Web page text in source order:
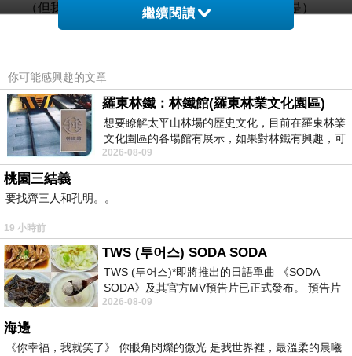
（但我偷偷看了原著，如果按照原著拍，應該不是）
有趣的是，有些韓國網友也跟我有一樣的想法，開心。
劇本裡是寫他帥氣的在開放式廚房指揮其他手下料理。
但，不知道是不是這男演員的氣勢不夠，反而讓我覺得他
有點在欺負其他員工的感覺。這個角色之後到底是如何設
定，就要繼續看下去了。
簡單來說，這部片算是爽片，又是
心，
一起追起來吧！！！！！
每週一、二更新。（網路上看到應該二、三了）
祝福大家新年追劇愉快
繼續閱讀
你可能感興趣的文章
羅東林鐵：林鐵館(羅東林業文化園區)
想要瞭解太平山林場的歷史文化，目前在羅東林業
文化園區的各場館有展示，如果對林鐵有興趣，可
以到林鐵館。 這裡展示從山下
2026-08-09
桃園三結義
要找齊三人和孔明。。
19 小時前
TWS (투어스) SODA SODA
TWS (투어스)*即將推出的日語單曲 《SODA
SODA》及其官方MV預告片已正式發布。 預告片
一經發布， 就引發了粉絲們對這次夏季回
2026-08-09
海邊
《你幸福，我就笑了》 你眼角閃爍的微光 是我世界裡，最溫柔的晨曦